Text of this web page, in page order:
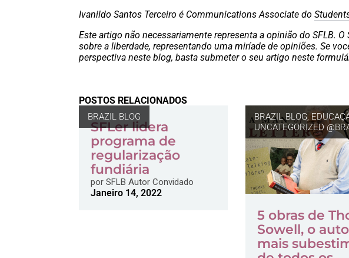
Ivanildo Santos Terceiro é Communications Associate do
Este artigo não necessariamente representa a opinião do SFLB.
sobre a liberdade, representando uma miríade de opiniões. Se
perspectiva neste blog, basta submeter o seu artigo neste
POSTOS RELACIONADOS
BRAZIL BLOG
SFLer lidera
programa de
regularização
fundiária
por SFLB Autor Convidado
Janeiro 14, 2022
BRAZIL BLOG,
UNCATEGORIZED
5 obras de
Sowell, o
mais